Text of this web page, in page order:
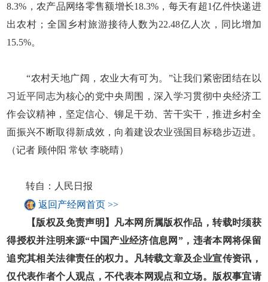
8.3%，农产品网络零售额增长18.3%，每天有超1亿件快递进
出农村；全国乡村旅游接待人数为22.48亿人次，同比增加
15.5%。
“农村天地广阔，农业大有可为。”让我们紧密团结在以
习近平同志为核心的党中央周围，深入学习贯彻中央经济工
作会议精神，坚定信心、铆足干劲、苦干实干，推进乡村全
面振兴不断取得新成效，向着建设农业强国目标稳步迈进。
（记者 顾仲阳 常钦 李晓晴）
转自：人民日报
返回产经网首页 >>
【版权及免责声明】凡本网所属版权作品，转载时须获
得授权并注明来源“中国产业经济信息网”，违者本网将保留
追究其相关法律责任的权力。凡转载文章及企业宣传资讯，
仅代表作者个人观点，不代表本网观点和立场。版权事宜请